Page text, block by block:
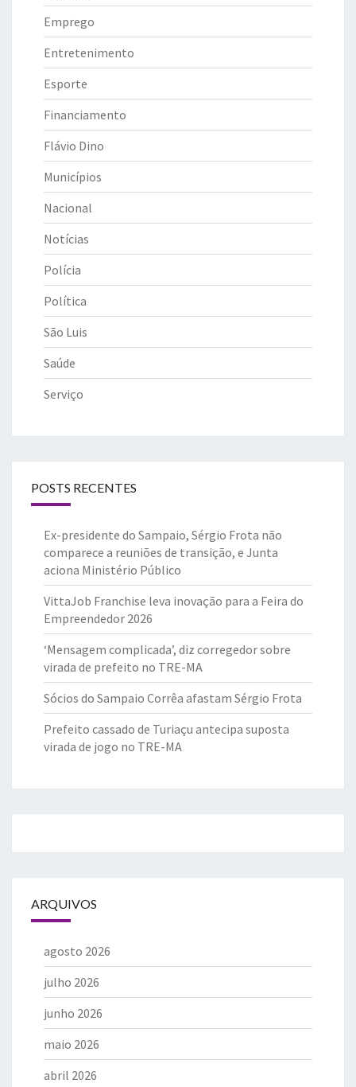
Emprego
Entretenimento
Esporte
Financiamento
Flávio Dino
Municípios
Nacional
Notícias
Polícia
Política
São Luis
Saúde
Serviço
POSTS RECENTES
Ex-presidente do Sampaio, Sérgio Frota não
comparece a reuniões de transição, e Junta
aciona Ministério Público
VittaJob Franchise leva inovação para a Feira do
Empreendedor 2026
‘Mensagem complicada’, diz corregedor sobre
virada de prefeito no TRE-MA
Sócios do Sampaio Corrêa afastam Sérgio Frota
Prefeito cassado de Turiaçu antecipa suposta
virada de jogo no TRE-MA
ARQUIVOS
agosto 2026
julho 2026
junho 2026
maio 2026
abril 2026